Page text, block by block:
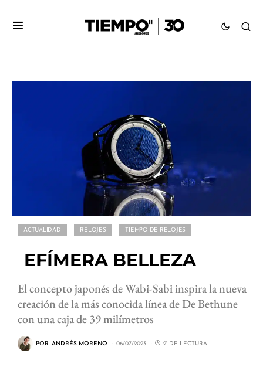
ACTUALIDAD RELOJES TIEMPO DE RELOJES
EFÍMERA BELLEZA
El concepto japonés de Wabi-Sabi inspira la nueva
creación de la más conocida línea de De Bethune
con una caja de 39 milímetros
POR ANDRÉS MORENO 06/07/2023 2' DE LECTURA